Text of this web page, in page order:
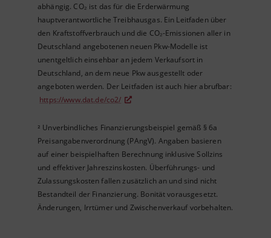
abhängig. CO₂ ist das für die Erderwärmung
hauptverantwortliche Treibhausgas. Ein Leitfaden über
den Kraftstoffverbrauch und die CO₂-Emissionen aller in
Deutschland angebotenen neuen Pkw-Modelle ist
unentgeltlich einsehbar an jedem Verkaufsort in
Deutschland, an dem neue Pkw ausgestellt oder
angeboten werden. Der Leitfaden ist auch hier abrufbar:
https://www.dat.de/co2/
² Unverbindliches Finanzierungsbeispiel gemäß § 6a
Preisangabenverordnung (PAngV). Angaben basieren
auf einer beispielhaften Berechnung inklusive Sollzins
und effektiver Jahreszinskosten. Überführungs- und
Zulassungskosten fallen zusätzlich an und sind nicht
Bestandteil der Finanzierung. Bonität vorausgesetzt.
Änderungen, Irrtümer und Zwischenverkauf vorbehalten.